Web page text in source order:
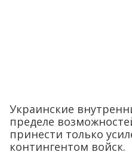
Украинские
пределе
принести только
контингентом войск.